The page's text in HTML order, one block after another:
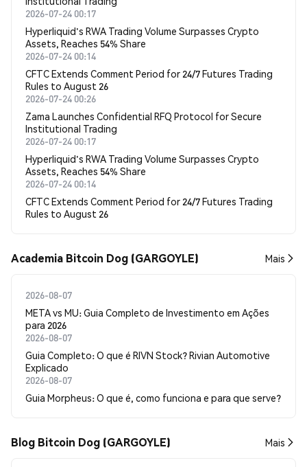
2026-07-24 00:17
Hyperliquid's RWA Trading Volume Surpasses Crypto
Assets, Reaches 54% Share
2026-07-24 00:14
CFTC Extends Comment Period for 24/7 Futures Trading
Rules to August 26
2026-07-24 00:26
Zama Launches Confidential RFQ Protocol for Secure
Institutional Trading
2026-07-24 00:17
Hyperliquid's RWA Trading Volume Surpasses Crypto
Assets, Reaches 54% Share
2026-07-24 00:14
CFTC Extends Comment Period for 24/7 Futures Trading
Rules to August 26
Academia Bitcoin Dog (GARGOYLE) Mais
2026-08-07
META vs MU: Guia Completo de Investimento em Ações
para 2026
2026-08-07
Guia Completo: O que é RIVN Stock? Rivian Automotive
Explicado
2026-08-07
Guia Morpheus: O que é, como funciona e para que serve?
Blog Bitcoin Dog (GARGOYLE) Mais